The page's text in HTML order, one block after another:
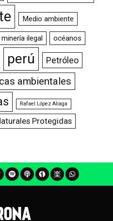
Medio ambiente
minería ilegal océanos
perú Petróleo
ambientales
Rafael López Aliaga
Protegidas